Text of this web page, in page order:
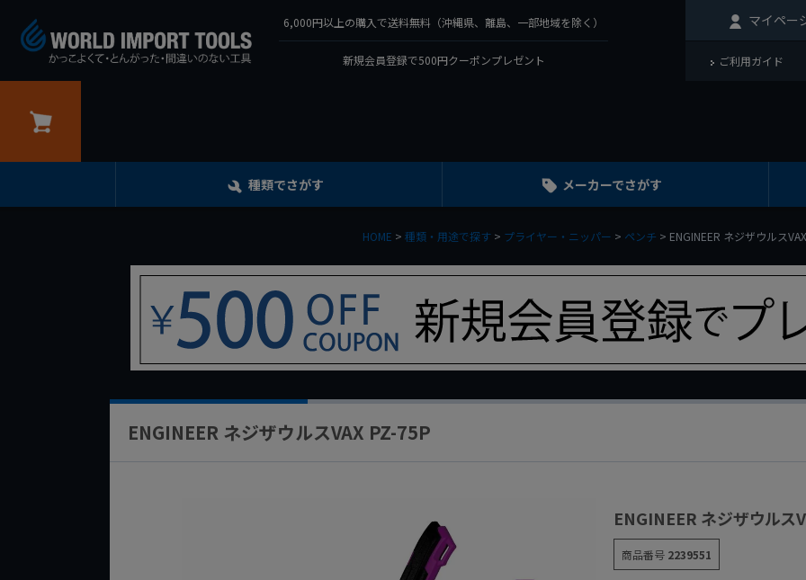
6,000円以上の購入で送料無料（沖縄県、離島、一部地域を除く）
新規会員登録で500円クーポンプレゼント
マイペー
ご利用ガイド
種類でさがす メーカーでさがす
HOME 種類・用途で探す プライヤー・ニッパー ペンチ ENGINEER ネジザウルス
ENGINEER ネジザウルスVAX PZ-75P
ENGINEER ネジザウルス
商品番号 2239551